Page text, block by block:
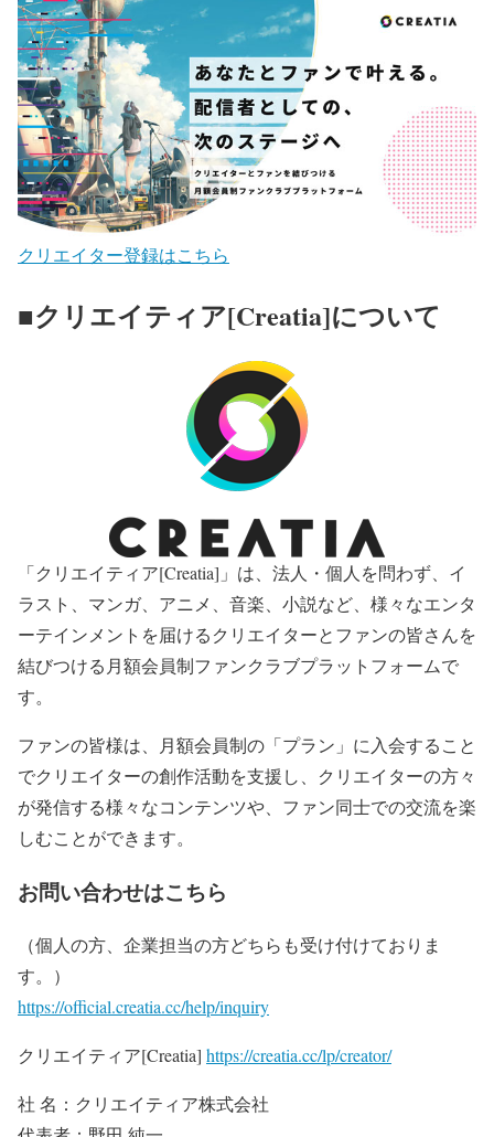
クリエイター登録はこちら
■クリエイティア[Creatia]について
「クリエイティア[Creatia]」は、法人・個人を問わず、イ
ラスト、マンガ、アニメ、音楽、小説など、様々なエンタ
ーテインメントを届けるクリエイターとファンの皆さんを
結びつける月額会員制ファンクラブプラットフォームで
す。
ファンの皆様は、月額会員制の「プラン」に入会すること
でクリエイターの創作活動を支援し、クリエイターの方々
が発信する様々なコンテンツや、ファン同士での交流を楽
しむことができます。
お問い合わせはこちら
（個人の方、企業担当の方どちらも受け付けておりま
す。）
https://official.creatia.cc/help/inquiry
クリエイティア[Creatia] https://creatia.cc/lp/creator/
社 名：クリエイティア株式会社